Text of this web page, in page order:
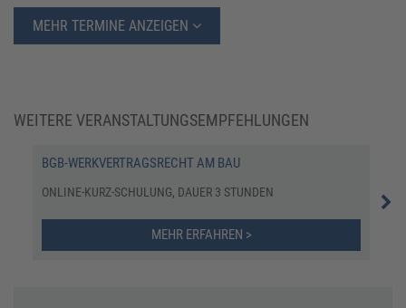
MEHR TERMINE ANZEIGEN
WEITERE VERANSTALTUNGSEMPFEHLUNGEN
BGB-WERKVERTRAGSRECHT AM BAU
ONLINE-KURZ-SCHULUNG, DAUER 3 STUNDEN
MEHR ERFAHREN >
E-